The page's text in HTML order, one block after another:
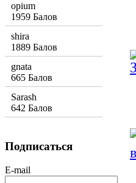
opium
1959 Балов
shira
1889 Балов
gnata
665 Балов
Sarash
642 Балов
Подписаться
E-mail